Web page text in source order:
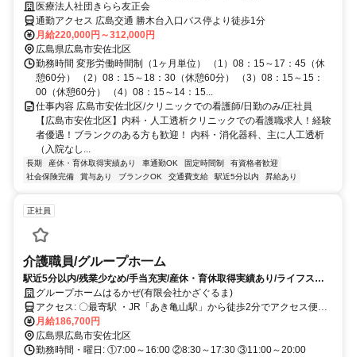
医療法人社団きらら友正会
通勤アクセス 広島交通 勝木台入口バス停より徒歩1分
月給220,000円～312,000円
広島県広島市安佐北区
勤務時間 変形労働時間制（1ヶ月単位） （1）08：15～17：45（休
憩60分） （2）08：15～18：30（休憩60分） （3）08：15～15：
00（休憩60分） （4）08：15～14：15...
仕事内容 広島市安佐北区/クリニックでの看護師/日勤のみ/正社員
【広島市安佐北区】内科・人工透析クリニックでの看護職求人！経験
者優遇！ブランクのある方も歓迎！ 内科・消化器科、主に人工透析
（入院なし...
長期 産休・育休取得実績あり 車通勤OK 固定時間制
有資格者歓迎
社会保険完備
賞与あり ブランクOK 交通費支給 駅近5分以内 昇給あり
正社員
介護職員/グループホ一ム
駅近5分以内/残業少なめ/手当充実/産休・育休取得実績あり/ライフスタ
イルの変化があっても安心！
グループホームはるかぜ(有限会社かざぐるま)
アクセス: 〇最寄駅 ・JR「あき亀山駅」から徒歩2分でアクセス便利
です！ ・「長井バス停」から徒歩2分
月給186,700円
広島県広島市安佐北区
勤務時間・曜日: ①7:00～16:00 ②8:30～17:30 ③11:00～20:00